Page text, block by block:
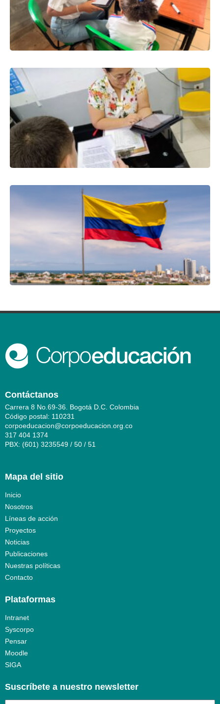
Contáctanos
Carrera 8 No.69-36. Bogotá D.C. Colombia
Código postal: 110231
corpoeducacion@corpoeducacion.org.co
317 404 1374
PBX: (601) 3235549 / 50 / 51
Mapa del sitio
Inicio
Nosotros
Líneas de acción
Proyectos
Noticias
Publicaciones
Nuestras políticas
Contacto
Plataformas
Intranet
Syscorpo
Pensar
Moodle
SIGA
Suscríbete a nuestro newsletter​